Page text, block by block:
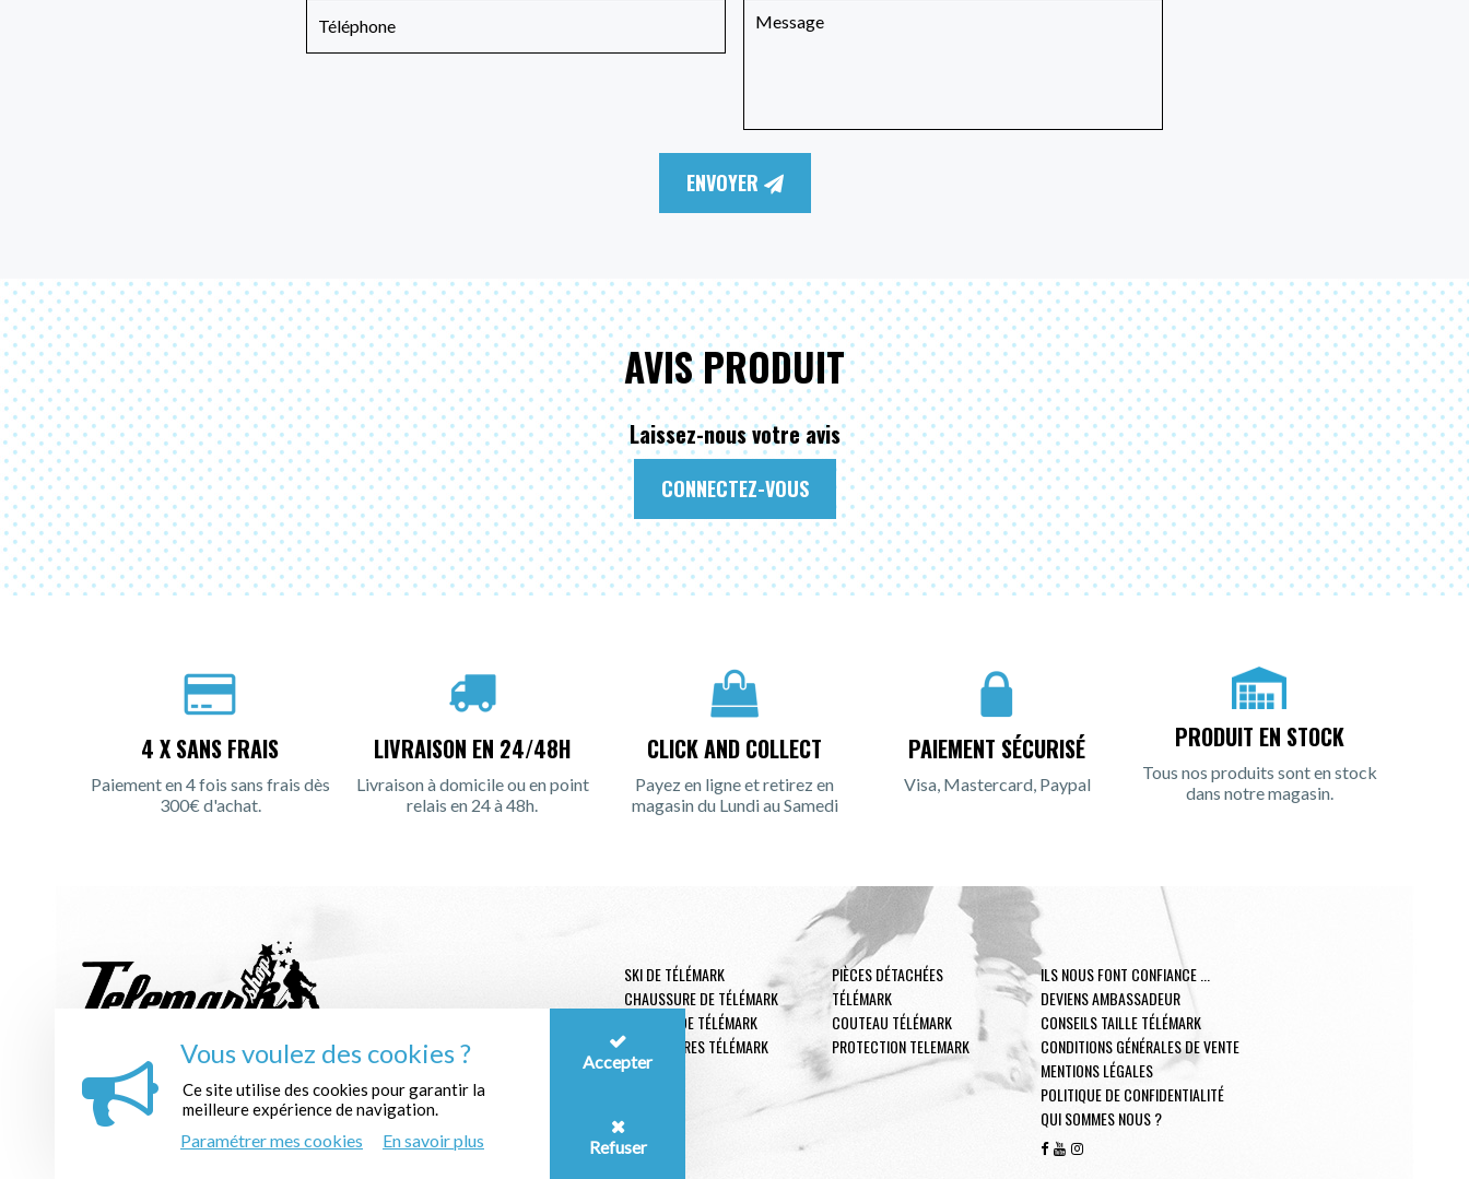
ENVOYER
AVIS PRODUIT
Laissez-nous votre avis
CONNECTEZ-VOUS
4 X SANS FRAIS
Paiement en 4 fois sans frais dès
300€ d'achat.
LIVRAISON EN 24/48H
Livraison à domicile ou en point
relais en 24 à 48h.
CLICK AND COLLECT
Payez en ligne et retirez en
magasin du Lundi au Samedi
PAIEMENT SÉCURISÉ
Visa, Mastercard, Paypal
PRODUIT EN STOCK
Tous nos produits sont en stock
dans notre magasin.
INSCRIPTION À LA NEWSLETTER :
SKI DE TÉLÉMARK
CHAUSSURE DE TÉLÉMARK
FIXATION DE TÉLÉMARK
ACCESSOIRES TÉLÉMARK
PIÈCES DÉTACHÉES
TÉLÉMARK
COUTEAU TÉLÉMARK
PROTECTION TELEMARK
ILS NOUS FONT CONFIANCE ...
DEVIENS AMBASSADEUR
CONSEILS TAILLE TÉLÉMARK
CONDITIONS GÉNÉRALES DE VENTE
MENTIONS LÉGALES
POLITIQUE DE CONFIDENTIALITÉ
QUI SOMMES NOUS ?
Vous voulez des cookies ?
Ce site utilise des cookies pour garantir la
meilleure expérience de navigation.
Paramétrer mes cookies En savoir plus
Accepter
Refuser